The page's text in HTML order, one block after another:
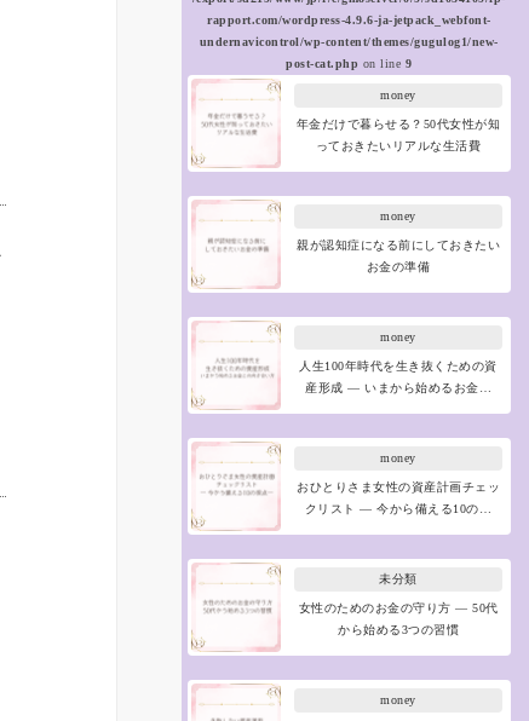
rapport.com/wordpress-4.9.6-ja-jetpack_webfont-
undernavicontrol/wp-content/themes/gugulog1/new-
post-cat.php on line 9
money
年金だけで暮らせる？50代女性が知
っておきたいリアルな生活費
money
親が認知症になる前にしておきたい
お金の準備
money
人生100年時代を生き抜くための資
産形成 ― いまから始めるお金…
money
おひとりさま女性の資産計画チェッ
クリスト ― 今から備える10の…
未分類
女性のためのお金の守り方 ― 50代
から始める3つの習慣
money